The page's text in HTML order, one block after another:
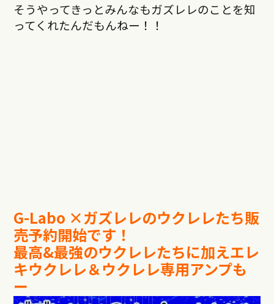
そうやってきっとみんなもガズレレのことを知
ってくれたんだもんねー！！
G-Labo ×ガズレレのウクレレたち販
売予約開始です！
最高&最強のウクレレたちに加えエレ
キウクレレ＆ウクレレ専用アンプも
ー